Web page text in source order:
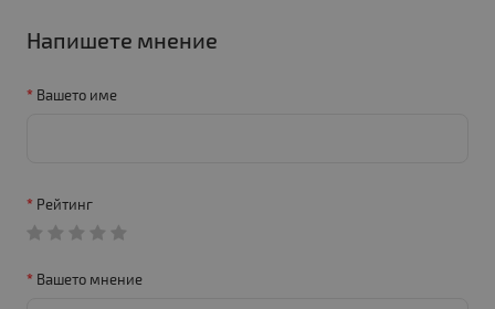
Напишете мнение
Вашето име
Рейтинг
Вашето мнение